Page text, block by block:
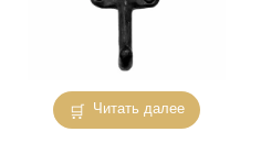
Читать далее